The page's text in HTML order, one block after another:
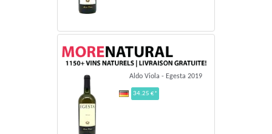
Aldo Viola - Egesta 2019
34.25 €*